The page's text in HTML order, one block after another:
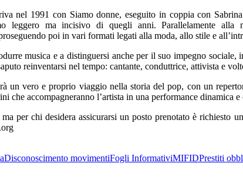
nel 1991 con Siamo donne, eseguito in coppia con
leggero ma incisivo di quegli anni. Parallelamente
poi in vari formati legati alla moda, allo stile e
musica e a distinguersi anche per il suo impegno
reinventarsi nel tempo: cantante, conduttrice, attivista e
vero e proprio viaggio nella storia del pop, con un
che accompagneranno l’artista in una performance dinamica
ma per chi desidera assicurarsi un posto prenotato è
Disconoscimento movimentiFogli InformativiMIFIDPrestiti